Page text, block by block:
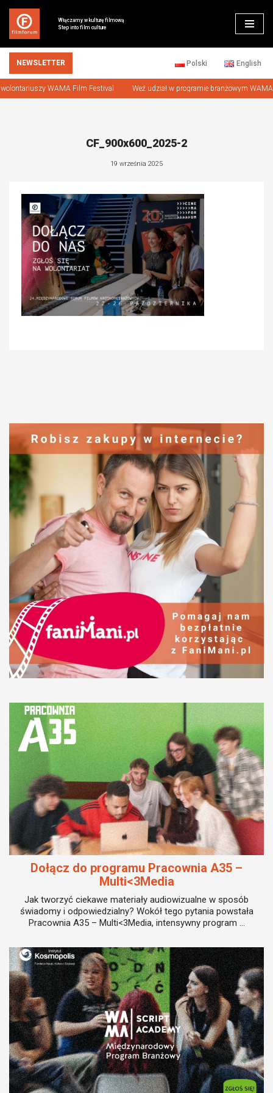
Przejdź
treści
Włączamy w kulturę filmową
Step into film culture
NEWSLETTER Polski English
WAMA Film Festival Weź udział w programie branżowym WAMA
CF_900x600_2025-2
19 września 2025
Dołącz do programu Pracownia A35 –
Multi<3Media
Jak tworzyć ciekawe materiały audiowizualne w sposób
świadomy i odpowiedzialny? Wokół tego pytania powstała
Pracownia A35 – Multi<3Media, intensywny program ...